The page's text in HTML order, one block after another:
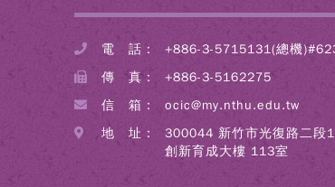
電 話：
+886-3-5715131(總機
傳 真：
+886-3-5162275
信 箱：
ocic@my.nthu.edu.tw
地 址：
300044 新竹市光復路二段
創新育成大樓 113室